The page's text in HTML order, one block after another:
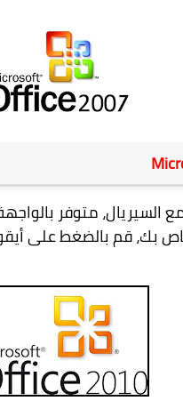
السيريال، متوفر
بك، قم بالضغط على